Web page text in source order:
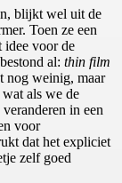
blijkt wel uit de
Toen ze een
idee voor de
al: thin film
nog weinig, maar
als we de
in een
voor
dat het expliciet
zelf goed